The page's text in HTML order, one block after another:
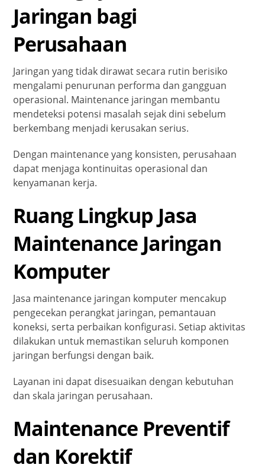
Jaringan bagi
Perusahaan
Jaringan yang tidak dirawat secara rutin berisiko
mengalami penurunan performa dan gangguan
operasional. Maintenance jaringan membantu
mendeteksi potensi masalah sejak dini sebelum
berkembang menjadi kerusakan serius.
Dengan maintenance yang konsisten, perusahaan
dapat menjaga kontinuitas operasional dan
kenyamanan kerja.
Ruang Lingkup Jasa
Maintenance Jaringan
Komputer
Jasa maintenance jaringan komputer mencakup
pengecekan perangkat jaringan, pemantauan
koneksi, serta perbaikan konfigurasi. Setiap aktivitas
dilakukan untuk memastikan seluruh komponen
jaringan berfungsi dengan baik.
Layanan ini dapat disesuaikan dengan kebutuhan
dan skala jaringan perusahaan.
Maintenance Preventif
dan Korektif